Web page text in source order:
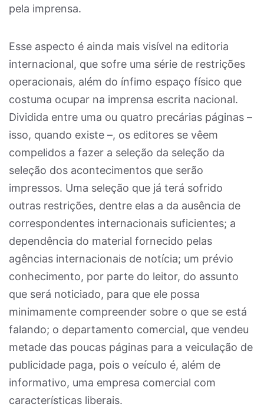
pela imprensa.
Esse aspecto é ainda mais visível na editoria
internacional, que sofre uma série de restrições
operacionais, além do ínfimo espaço físico que
costuma ocupar na imprensa escrita nacional.
Dividida entre uma ou quatro precárias páginas –
isso, quando existe –, os editores se vêem
compelidos a fazer a seleção da seleção da
seleção dos acontecimentos que serão
impressos. Uma seleção que já terá sofrido
outras restrições, dentre elas a da ausência de
correspondentes internacionais suficientes; a
dependência do material fornecido pelas
agências internacionais de notícia; um prévio
conhecimento, por parte do leitor, do assunto
que será noticiado, para que ele possa
minimamente compreender sobre o que se está
falando; o departamento comercial, que vendeu
metade das poucas páginas para a veiculação de
publicidade paga, pois o veículo é, além de
informativo, uma empresa comercial com
características liberais.